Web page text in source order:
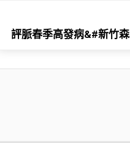
評脈春季高發病&#新竹